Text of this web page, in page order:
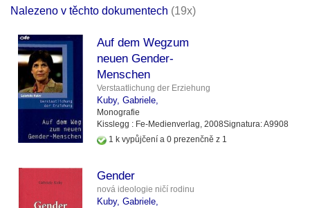
Nalezeno v těchto dokumentech (19x)
Auf dem Wegzum
neuen Gender-
Menschen
Verstaatlichung der Erziehung
Kuby, Gabriele,
Monografie
Kisslegg : Fe-Medienverlag, 2008Signatura:A9908
1 k vypůjčení a 0 prezenčně z 1
Gender
nová ideologie ničí rodinu
Kuby, Gabriele,